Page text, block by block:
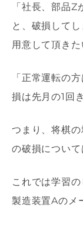
「社長、部品Z
と、破損して
用意して頂きた
「正常運転の
損は先月の1 回
つまり、将棋
の破損について
これでは学習
製造装置Aのメ